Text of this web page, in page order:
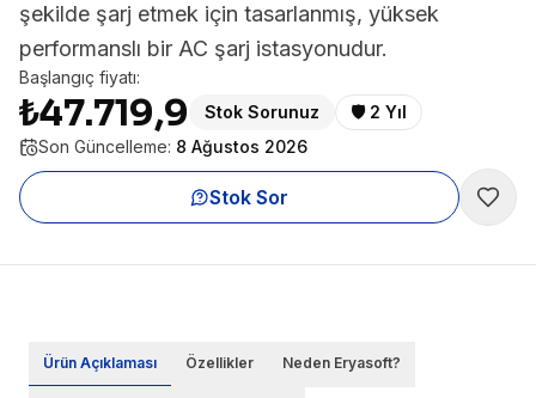
şekilde şarj etmek için tasarlanmış, yüksek
performanslı bir AC şarj istasyonudur.
Başlangıç fiyatı:
₺47.719,9 Stok Sorunuz 🛡️ 2 Yıl
Son Güncelleme: 8 Ağustos 2026
Stok Sor
Ürün Açıklaması Özellikler Neden Eryasoft?